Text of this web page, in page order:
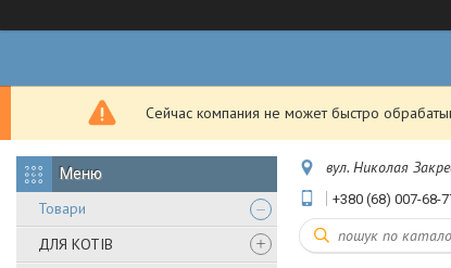
Сейчас компания не может быстро
Товари
ДЛЯ КОТІВ
вул. Николая
+380 (68) 007-68-